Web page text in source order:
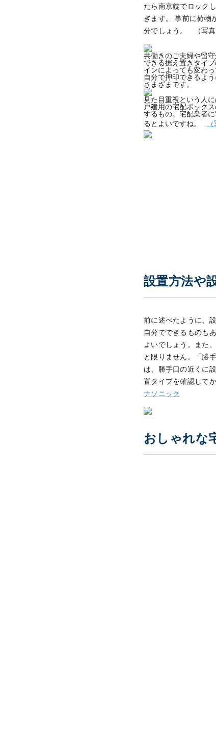
たら南京錠でロック
ぎます。
事前に荷物
分でしょう。
（写
共働きのご夫婦や留
できる据え置きタイ
インによっても変わっ
自分で押印できるよ
さまざまです。
見た目重視という人
戸建用の宅配ボック
するもの。宅配業者
るとよいですね。
設置方法や
前に述べたように、
自分でできるものも
よいでしょう。
また
と限りません。「勝
は、勝手口の近くに
置タイプを確認して
ナソニック
おしゃれな